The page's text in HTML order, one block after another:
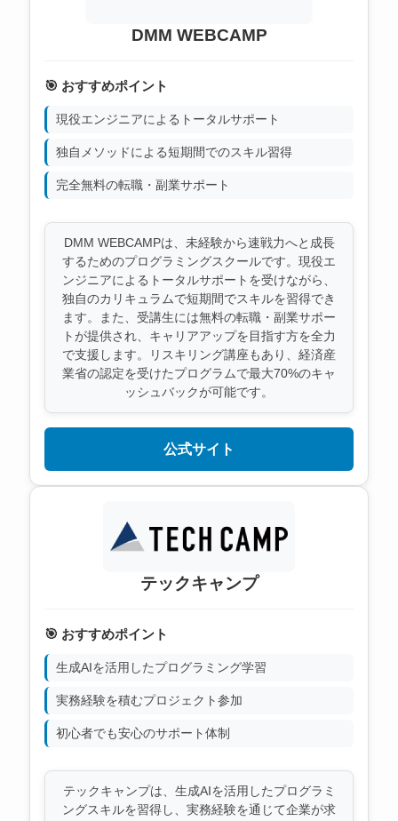
DMM WEBCAMP
🎯 おすすめポイント
現役エンジニアによるトータルサポート
独自メソッドによる短期間でのスキル習得
完全無料の転職・副業サポート
DMM WEBCAMPは、未経験から速戦力へと成長
するためのプログラミングスクールです。現役エ
ンジニアによるトータルサポートを受けながら、
独自のカリキュラムで短期間でスキルを習得でき
ます。また、受講生には無料の転職・副業サポー
トが提供され、キャリアアップを目指す方を全力
で支援します。リスキリング講座もあり、経済産
業省の認定を受けたプログラムで最大70%のキャ
ッシュバックが可能です。
公式サイト
テックキャンプ
🎯 おすすめポイント
生成AIを活用したプログラミング学習
実務経験を積むプロジェクト参加
初心者でも安心のサポート体制
テックキャンプは、生成AIを活用したプログラミ
ングスキルを習得し、実務経験を通じて企業が求